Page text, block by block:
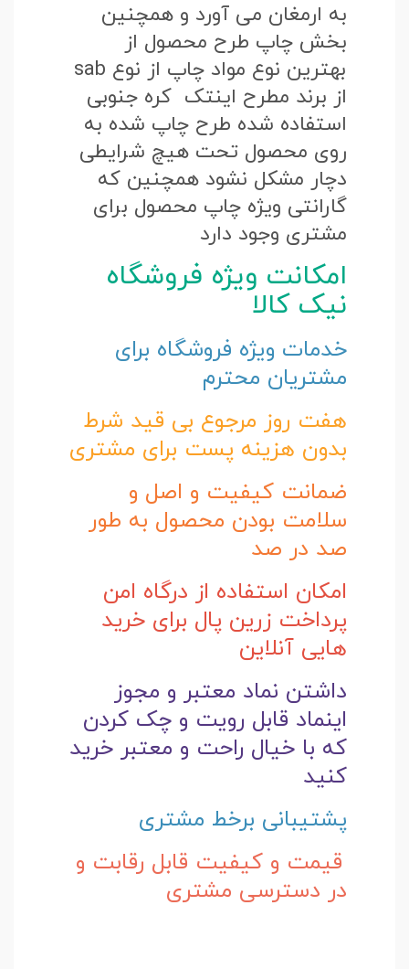
به ارمغان می آورد و همچنین
بخش چاپ طرح محصول از
بهترین نوع مواد چاپ از نوع sab
از برند مطرح اینتک کره جنوبی
استفاده شده طرح چاپ شده به
روی محصول تحت هیچ شرایطی
دچار مشکل نشود همچنین که
گارانتی ویژه چاپ محصول برای
مشتری وجود دارد
امکانت ویژه فروشگاه
نیک کالا
خدمات ویژه فروشگاه برای
مشتریان محترم
هفت روز مرجوع بی قید شرط
بدون هزینه پست برای مشتری
ضمانت کیفیت و اصل و
سلامت بودن محصول به طور
صد در صد
امکان استفاده از درگاه امن
پرداخت زرین پال برای خرید
هایی آنلاین
داشتن نماد معتبر و مجوز
اینماد قابل رویت و چک کردن
که با خیال راحت و معتبر خرید
کنید
پشتیبانی برخط مشتری
قیمت و کیفیت قابل رقابت و
در دسترسی مشتری